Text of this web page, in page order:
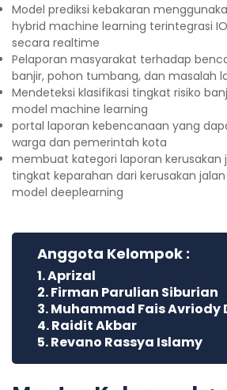
Model prediksi kebakaran
hybrid machine learning terintegrasi
secara realtime
Pelaporan masyarakat terhadap
banjir, pohon tumbang, dan masalah
Mendeteksi klasifikasi tingkat risiko
model machine learning
portal laporan kebencanaan yang
warga dan pemerintah kota
⁠membuat kategori laporan kerusakan
tingkat keparahan dari kerusakan
model deeplearning
Anggota Kelompok :
1. Aprizal
2. Firman Parulian Siburian
3. Muhammad Fais Avriody
4. Raidit Akbar
5. Revano Rassya Islamy